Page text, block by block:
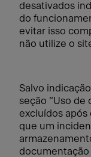
desativados
do
evitar isso
não utilize o
Salvo
seção “Uso de
excluídos após
que um
documentação